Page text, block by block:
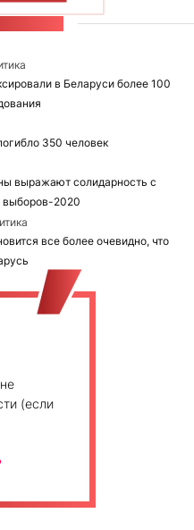
в Беларуси более 100
350 человек
выражают солидарность с
выборов-2020
все более очевидно, что
(если